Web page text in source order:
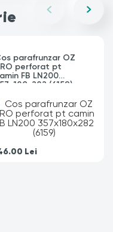
parafrunzar OZ
perforat pt
FB LN200
(6159)
Lei